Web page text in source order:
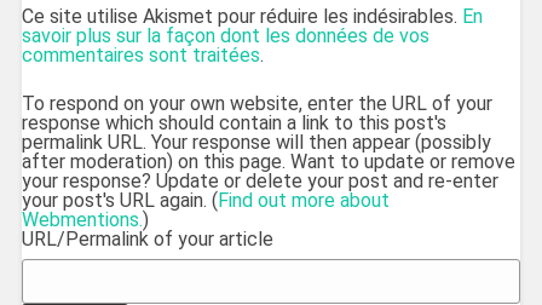
Ce site utilise Akismet pour réduire les indésirables. En
savoir plus sur la façon dont les données de vos
commentaires sont traitées.
To respond on your own website, enter the URL of your
response which should contain a link to this post's
permalink URL. Your response will then appear (possibly
after moderation) on this page. Want to update or remove
your response? Update or delete your post and re-enter
your post's URL again. ( Find out more about
Webmentions.)
URL/Permalink of your article